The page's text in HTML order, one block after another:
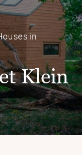
in
Klein